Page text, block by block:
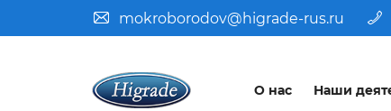
mokroborodov@higrade-rus.ru
О нас Наши